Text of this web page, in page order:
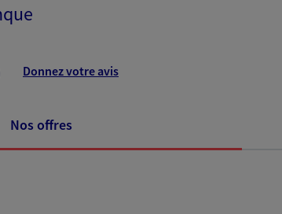
Donnez votre avis
Nos offres